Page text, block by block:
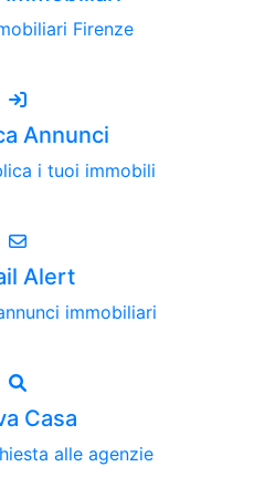
Firenze
Annunci
i tuoi immobili
Alert
immobiliari
Casa
alle agenzie